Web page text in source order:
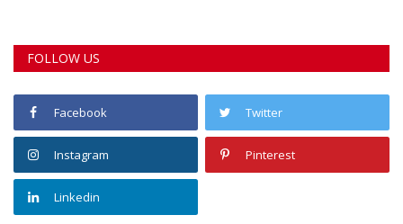
FOLLOW US
Facebook Twitter
Instagram Pinterest
Linkedin